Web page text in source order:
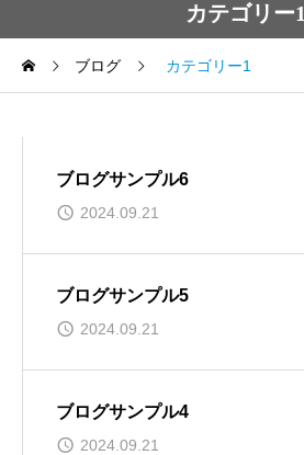
カテゴリー1
ブログ カテゴリー1
ブログサンプル6
2024.09.21
ブログサンプル5
2024.09.21
ブログサンプル4
2024.09.21